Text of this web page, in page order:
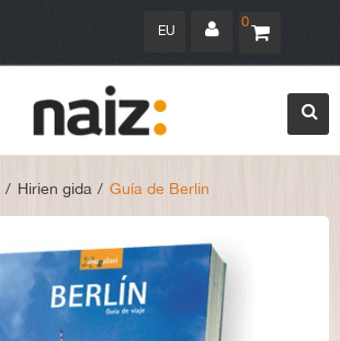
0
EU
> Hirien gida > Guía de Berlin